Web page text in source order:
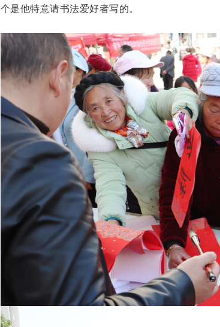
个是他特意请书法爱好者写的。